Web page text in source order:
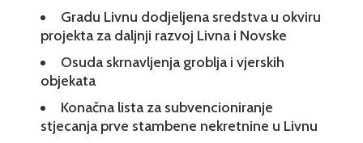
Gradu Livnu dodjeljena sredstva u okviru
projekta za daljnji razvoj Livna i Novske
Osuda skrnavljenja groblja i vjerskih
objekata
Konačna lista za subvencioniranje
stjecanja prve stambene nekretnine u Livnu